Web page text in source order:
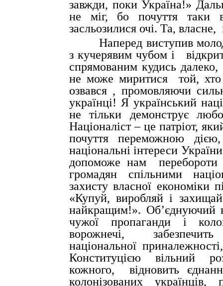
завжди, поки Україна!»
не міг, бо почуття таки
засльозилися очі. Та, власне,
Наперед виступив
з кучерявим чубом і
спрямованим кудись далеко,
не може миритися
той,
озвався , промовляючи
українці! Я український
не тільки демонструє
Націоналіст – це патріот,
почуття переможною
національні інтереси
допоможе нам
громадян спільними
захисту власної економіки
«Купуй, виробляй і
найкращим!». Об’єднуючий
чужої пропаганди і
ворожнечі,
національної
Конституцією вільний
кожного,
відновить
колонізованих